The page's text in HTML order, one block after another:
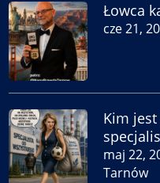
Łowca
cze 21,
Kim jest
maj 22,
Tarnów